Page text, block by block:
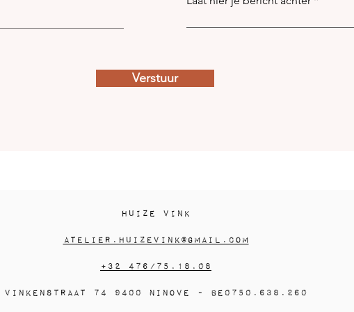
Verstuur
Huize Vink
atelier.huizevink@gmail.com
+32 476/75.18.08
Vinkenstraat 74 9400 Ninove - BE0750.638.260